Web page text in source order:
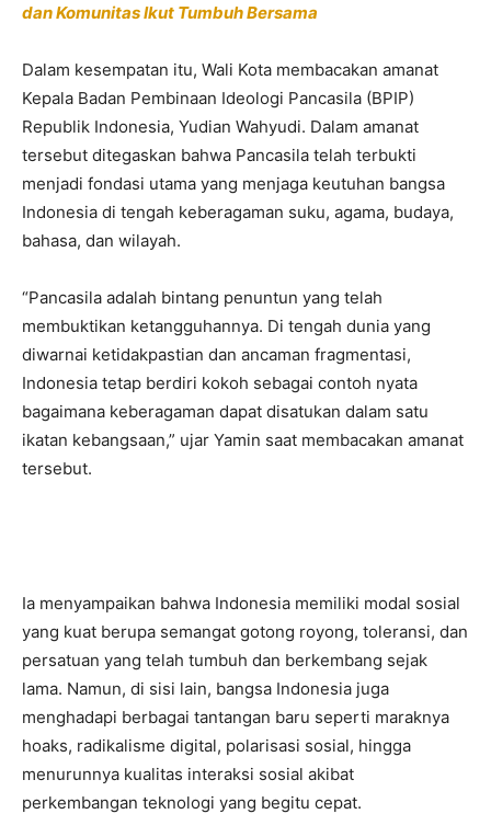
dan Komunitas Ikut Tumbuh Bersama
Dalam kesempatan itu, Wali Kota membacakan amanat
Kepala Badan Pembinaan Ideologi Pancasila (BPIP)
Republik Indonesia, Yudian Wahyudi. Dalam amanat
tersebut ditegaskan bahwa Pancasila telah terbukti
menjadi fondasi utama yang menjaga keutuhan bangsa
Indonesia di tengah keberagaman suku, agama, budaya,
bahasa, dan wilayah.
“Pancasila adalah bintang penuntun yang telah
membuktikan ketangguhannya. Di tengah dunia yang
diwarnai ketidakpastian dan ancaman fragmentasi,
Indonesia tetap berdiri kokoh sebagai contoh nyata
bagaimana keberagaman dapat disatukan dalam satu
ikatan kebangsaan,” ujar Yamin saat membacakan amanat
tersebut.
Ia menyampaikan bahwa Indonesia memiliki modal sosial
yang kuat berupa semangat gotong royong, toleransi, dan
persatuan yang telah tumbuh dan berkembang sejak
lama. Namun, di sisi lain, bangsa Indonesia juga
menghadapi berbagai tantangan baru seperti maraknya
hoaks, radikalisme digital, polarisasi sosial, hingga
menurunnya kualitas interaksi sosial akibat
perkembangan teknologi yang begitu cepat.